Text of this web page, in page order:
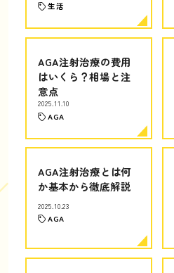
生活
AGA注射治療の費用
はいくら？相場と注
意点
2025.11.10
AGA
AGA注射治療とは何
か基本から徹底解説
2025.10.23
AGA